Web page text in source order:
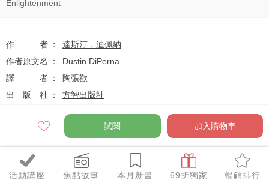
活動講座 焦點故事 本月新書 69折獨家 暢銷排行
Enlightenment
作者
達斯汀．迪佩納
作者原文名
Dustin DiPerna
譯者
陶張歡
出版社
方智出版社
出版日
2025-08-01
定價 $320
試閱 加入購物車